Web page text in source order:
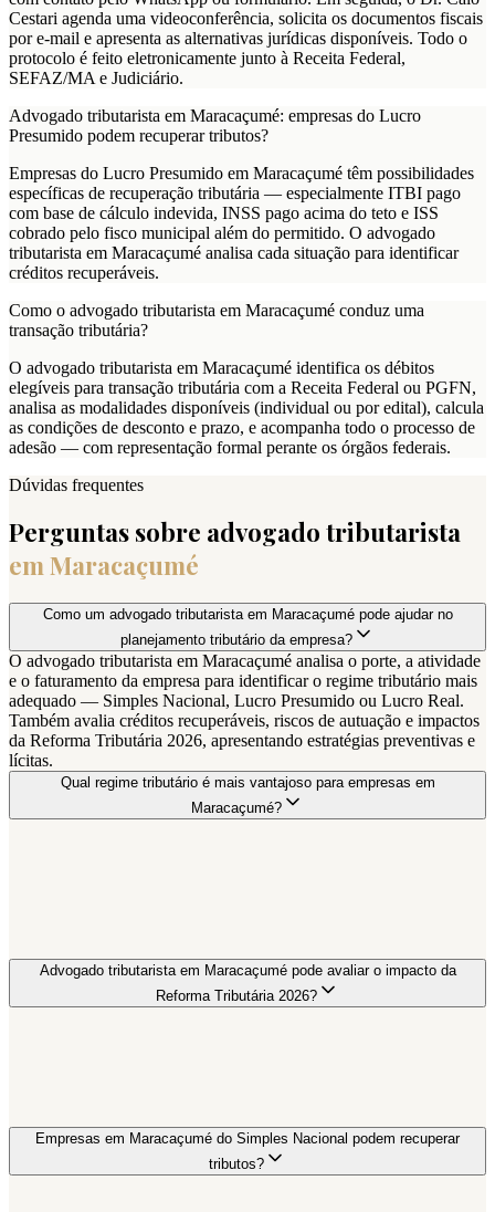
Cestari agenda uma videoconferência, solicita os documentos fiscais
por e-mail e apresenta as alternativas jurídicas disponíveis. Todo o
protocolo é feito eletronicamente junto à Receita Federal,
SEFAZ/MA e Judiciário.
Advogado tributarista em Maracaçumé: empresas do Lucro
Presumido podem recuperar tributos?
Empresas do Lucro Presumido em Maracaçumé têm possibilidades
específicas de recuperação tributária — especialmente ITBI pago
com base de cálculo indevida, INSS pago acima do teto e ISS
cobrado pelo fisco municipal além do permitido. O advogado
tributarista em Maracaçumé analisa cada situação para identificar
créditos recuperáveis.
Como o advogado tributarista em Maracaçumé conduz uma
transação tributária?
O advogado tributarista em Maracaçumé identifica os débitos
elegíveis para transação tributária com a Receita Federal ou PGFN,
analisa as modalidades disponíveis (individual ou por edital), calcula
as condições de desconto e prazo, e acompanha todo o processo de
adesão — com representação formal perante os órgãos federais.
Dúvidas frequentes
Perguntas sobre advogado tributarista
emMaracaçumé
Como um advogado tributarista em Maracaçumé pode ajudar no
planejamento tributário da empresa?
O advogado tributarista em Maracaçumé analisa o porte, a atividade
e o faturamento da empresa para identificar o regime tributário mais
adequado — Simples Nacional, Lucro Presumido ou Lucro Real.
Também avalia créditos recuperáveis, riscos de autuação e impactos
da Reforma Tributária 2026, apresentando estratégias preventivas e
lícitas.
Qual regime tributário é mais vantajoso para empresas em
Maracaçumé?
Advogado tributarista em Maracaçumé pode avaliar o impacto da
Reforma Tributária 2026?
Empresas em Maracaçumé do Simples Nacional podem recuperar
tributos?